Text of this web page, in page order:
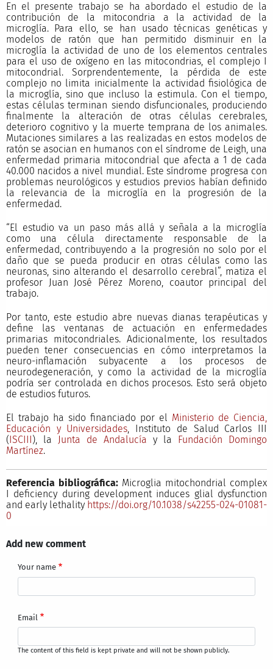
En el presente trabajo se ha abordado el estudio de la
contribución de la mitocondria a la actividad de la
microglía. Para ello, se han usado técnicas genéticas y
modelos de ratón que han permitido disminuir en la
microglía la actividad de uno de los elementos centrales
para el uso de oxígeno en las mitocondrias, el complejo I
mitocondrial. Sorprendentemente, la pérdida de este
complejo no limita inicialmente la actividad fisiológica de
la microglía, sino que incluso la estimula. Con el tiempo,
estas células terminan siendo disfuncionales, produciendo
finalmente la alteración de otras células cerebrales,
deterioro cognitivo y la muerte temprana de los animales.
Mutaciones similares a las realizadas en estos modelos de
ratón se asocian en humanos con el síndrome de Leigh, una
enfermedad primaria mitocondrial que afecta a 1 de cada
40.000 nacidos a nivel mundial. Este síndrome progresa con
problemas neurológicos y estudios previos habían definido
la relevancia de la microglía en la progresión de la
enfermedad.
“El estudio va un paso más allá y señala a la microglía
como una célula directamente responsable de la
enfermedad, contribuyendo a la progresión no solo por el
daño que se pueda producir en otras células como las
neuronas, sino alterando el desarrollo cerebral”, matiza el
profesor Juan José Pérez Moreno, coautor principal del
trabajo.
Por tanto, este estudio abre nuevas dianas terapéuticas y
define las ventanas de actuación en enfermedades
primarias mitocondriales. Adicionalmente, los resultados
pueden tener consecuencias en cómo interpretamos la
neuro-inflamación subyacente a los procesos de
neurodegeneración, y como la actividad de la microglía
podría ser controlada en dichos procesos. Esto será objeto
de estudios futuros.
El trabajo ha sido financiado por el Ministerio de Ciencia,
Educación y Universidades, Instituto de Salud Carlos III
( ISCIII ), la Junta de Andalucía y la Fundación Domingo
Martínez.
Referencia bibliográfica:Microglia mitochondrial complex
I deficiency during development induces glial dysfunction
and early lethality https://doi.org/10.1038/s42255-024-01081-
0
Add new comment
Your name
Email
The content of this field is kept private and will not be shown publicly.